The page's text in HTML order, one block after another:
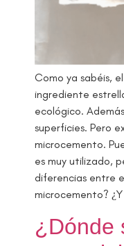
Como ya sabéis,
ingrediente
ecológico.
superficies. Pero
microcemento.
es muy utilizado,
diferencias entre
microcemento?
¿Dónde